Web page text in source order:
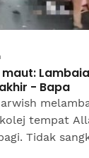
- Bapa
tempat
Tidak